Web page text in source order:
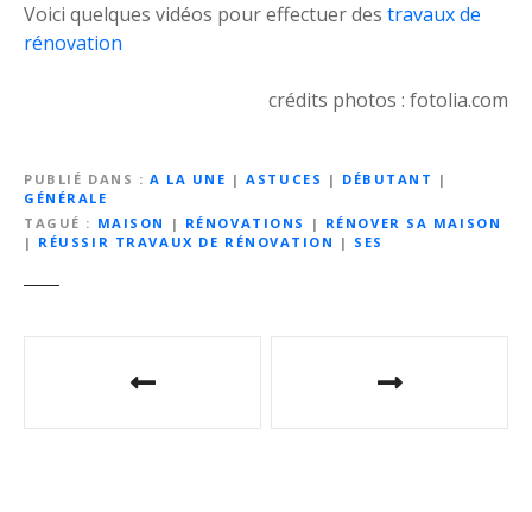
Voici quelques vidéos pour effectuer des travaux de
rénovation
crédits photos : fotolia.com
PUBLIÉ DANS A LA UNE |ASTUCES | DÉBUTANT |
GÉNÉRALE
TAGUÉ
MAISON | RÉNOVATIONS | RÉNOVER SA MAISON
| RÉUSSIR TRAVAUX DE RÉNOVATION | SES